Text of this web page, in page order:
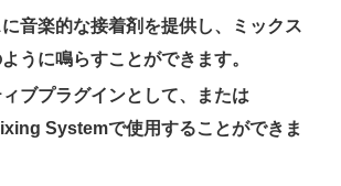
音楽的な接着剤を提供し、ミックス
うに鳴らすことができます。
ブプラグインとして、または
Systemで使用することができま